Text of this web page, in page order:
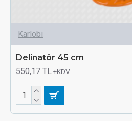
Karlobi
Delinatör 45 cm
550,17 TL +KDV